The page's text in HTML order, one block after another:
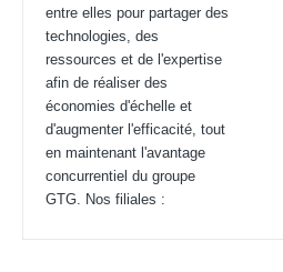
entre elles pour partager des
technologies, des
ressources et de l'expertise
afin de réaliser des
économies d'échelle et
d'augmenter l'efficacité, tout
en maintenant l'avantage
concurrentiel du groupe
GTG. Nos filiales :